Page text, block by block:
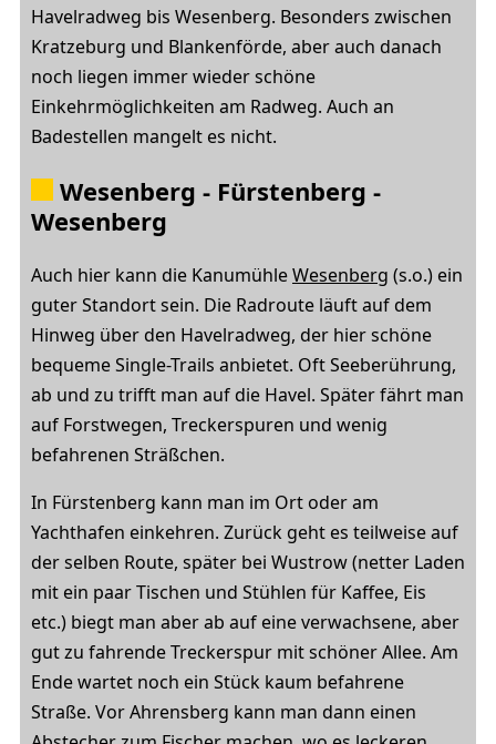
Havelradweg bis Wesenberg. Besonders zwischen
Kratzeburg und Blankenförde, aber auch danach
noch liegen immer wieder schöne
Einkehrmöglichkeiten am Radweg. Auch an
Badestellen mangelt es nicht.
Wesenberg - Fürstenberg -
Wesenberg
Auch hier kann die KanumühleWesenberg (s.o.) ein
guter Standort sein. Die Radroute läuft auf dem
Hinweg über den Havelradweg, der hier schöne
bequeme Single-Trails anbietet. Oft Seeberührung,
ab und zu trifft man auf die Havel. Später fährt man
auf Forstwegen, Treckerspuren und wenig
befahrenen Sträßchen.
In Fürstenberg kann man im Ort oder am
Yachthafen einkehren. Zurück geht es teilweise auf
der selben Route, später bei Wustrow (netter Laden
mit ein paar Tischen und Stühlen für Kaffee, Eis
etc.) biegt man aber ab auf eine verwachsene, aber
gut zu fahrende Treckerspur mit schöner Allee. Am
Ende wartet noch ein Stück kaum befahrene
Straße. Vor Ahrensberg kann man dann einen